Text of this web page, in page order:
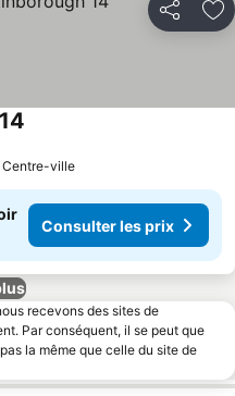
Partager
Centre-ville
Consulter les prix
recevons des sites de
Par conséquent, il se peut que
la même que celle du site de